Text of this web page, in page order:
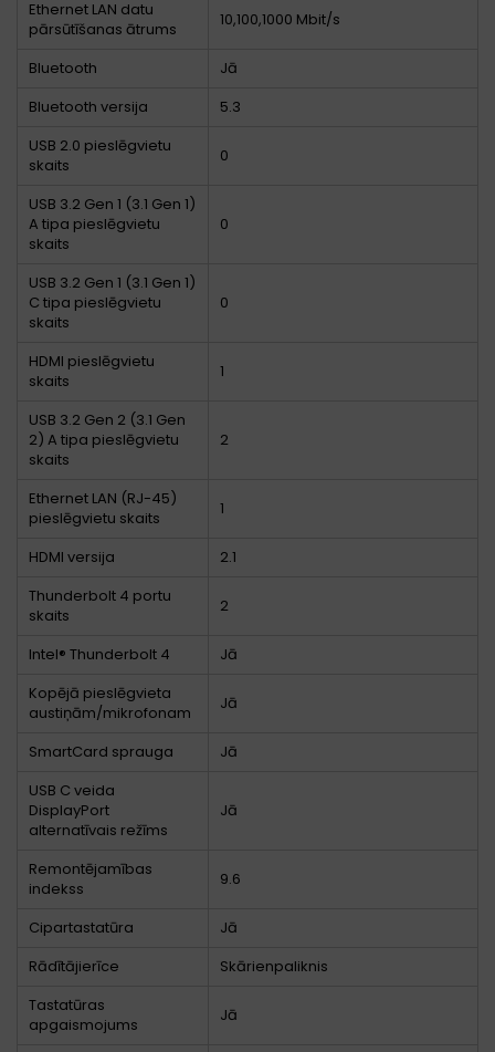
Ethernet LAN datu
pārsūtīšanas ātrums
10,100,1000 Mbit/s
Bluetooth
Jā
Bluetooth versija
5.3
USB 2.0 pieslēgvietu
skaits
0
USB 3.2 Gen 1 (3.1 Gen 1)
A tipa pieslēgvietu
skaits
0
USB 3.2 Gen 1 (3.1 Gen 1)
C tipa pieslēgvietu
skaits
0
HDMI pieslēgvietu
skaits
1
USB 3.2 Gen 2 (3.1 Gen
2) A tipa pieslēgvietu
skaits
2
Ethernet LAN (RJ-45)
pieslēgvietu skaits
1
HDMI versija
2.1
Thunderbolt 4 portu
skaits
2
Intel® Thunderbolt 4
Jā
Kopējā pieslēgvieta
austiņām/mikrofonam
Jā
SmartCard sprauga
Jā
USB C veida
DisplayPort
alternatīvais režīms
Jā
Remontējamības
indekss
9.6
Cipartastatūra
Jā
Rādītājierīce
Skārienpaliknis
Tastatūras
apgaismojums
Jā